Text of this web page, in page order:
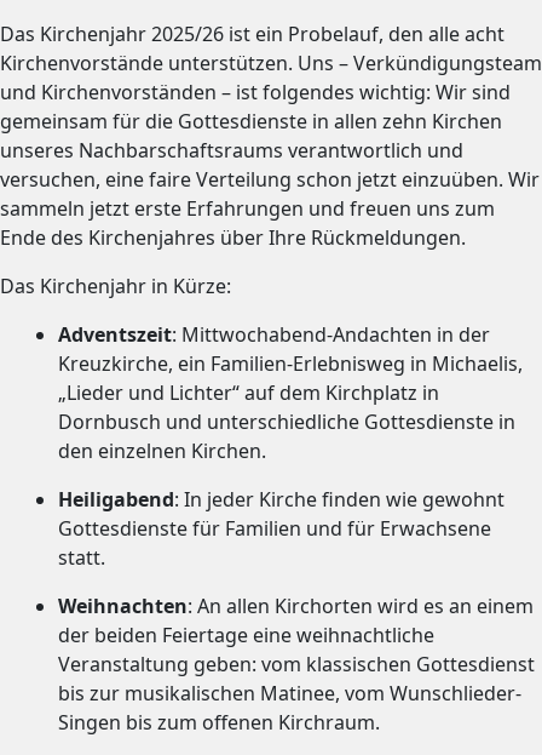
Das Kirchenjahr 2025/26 ist ein Probelauf, den alle acht
Kirchenvorstände unterstützen. Uns – Verkündigungsteam
und Kirchenvorständen – ist folgendes wichtig: Wir sind
gemeinsam für die Gottesdienste in allen zehn Kirchen
unseres Nachbarschaftsraums verantwortlich und
versuchen, eine faire Verteilung schon jetzt einzuüben. Wir
sammeln jetzt erste Erfahrungen und freuen uns zum
Ende des Kirchenjahres über Ihre Rückmeldungen.
Das Kirchenjahr in Kürze:
Adventszeit: Mittwochabend-Andachten in der
Kreuzkirche, ein Familien-Erlebnisweg in Michaelis,
„Lieder und Lichter“ auf dem Kirchplatz in
Dornbusch und unterschiedliche Gottesdienste in
den einzelnen Kirchen.
Heiligabend: In jeder Kirche finden wie gewohnt
Gottesdienste für Familien und für Erwachsene
statt.
Weihnachten: An allen Kirchorten wird es an einem
der beiden Feiertage eine weihnachtliche
Veranstaltung geben: vom klassischen Gottesdienst
bis zur musikalischen Matinee, vom Wunschlieder-
Singen bis zum offenen Kirchraum.